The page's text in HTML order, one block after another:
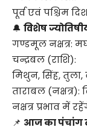
पूर्व एवं पश्चिम
🔔 विशेष
गण्डमूल नक्षत्र:
चन्द्रबल (राशि):
मिथुन, सिंह,
ताराबल
नक्षत्र प्रभाव में
📌 आज का पंचांग